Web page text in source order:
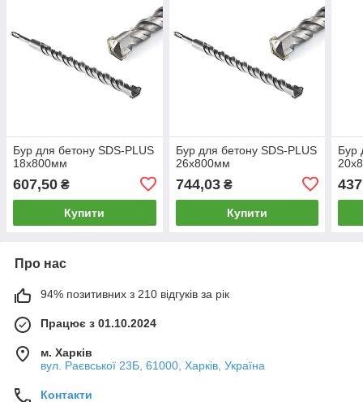
Бур для бетону SDS-PLUS
18х800мм
607,50 ₴
Купити
Бур для бетону SDS-PLUS
26х800мм
744,03₴
Купити
Бур
Про нас
94% позитивних з 210 відгуків за рік
Працює з 01.10.2024
м. Харків
вул. Раєвської 23Б, 61000, Харків, Україна
Контакти